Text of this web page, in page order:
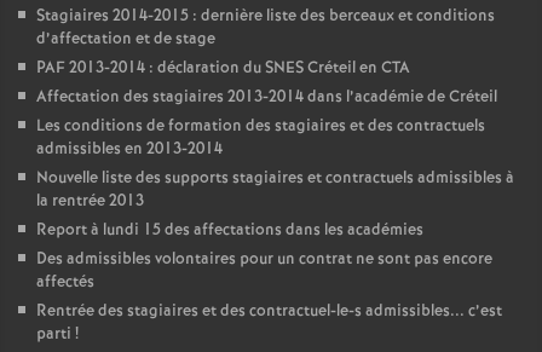
Stagiaires 2014-2015 : dernière liste des berceaux et conditions
d’affectation et de stage
PAF2013-2014 : déclaration duSNESCréteil en CTA
Affectation des stagiaires 2013-2014 dans l’académie de Créteil
Les conditions de formation des stagiaires et des contractuels
admissibles en 2013-2014
Nouvelle liste des supports stagiaires et contractuels admissibles à
la rentrée 2013
Report à lundi 15 des affectations dans les académies
Des admissibles volontaires pour un contrat ne sont pas encore
affectés
Rentrée des stagiaires et des contractuel-le-s admissibles... c’est
parti !